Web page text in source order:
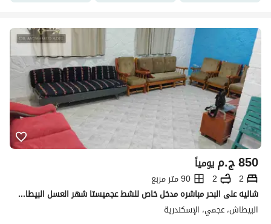
ج.م850 يومياً
2
2
90 متر مربع
شاليه على البحر مباشره مدخل خاص للشط عجميستا شهر العسل البيطاش العجمي الإسكندرية
البيطاش، عجمي، الإسكندرية